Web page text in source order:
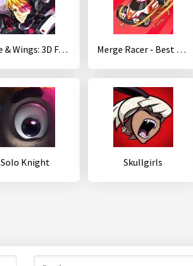
Blade & Wings: 3D Fantasy Anime of Fate & Legends Merge Racer - Best Idle Game
Solo Knight Skullgirls